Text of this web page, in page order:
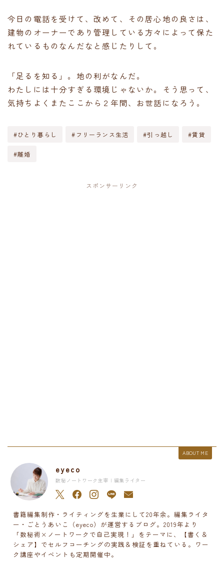
今日の電話を受けて、改めて、その居心地の良さは、
建物のオーナーであり管理している方々によって保た
れているものなんだなと感じたりして。
「足るを知る」。地の利がなんだ。
わたしには十分すぎる環境じゃないか。そう思って、
気持ちよくまたここから２年間、お世話になろう。
#ひとり暮らし #フリーランス生活 #引っ越し #賃貸
#離婚
スポンサーリンク
ABOUT ME
eyeco
数秘ノートワーク主宰 | 編集ライター
書籍編集制作・ライティングを生業にして20年余。編集ライタ
ー・ごとうあいこ（eyeco）が運営するブログ。2019年より
「数秘術×ノートワークで自己実現！」をテーマに、【書く＆
シェア】でセルフコーチングの実践＆検証を重ねている。ワー
ク講座やイベントも定期開催中。